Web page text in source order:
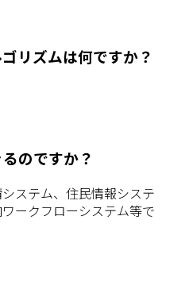
リズムは何ですか？
のですか？
ステム、住民情報システ
ークフローシステム等で